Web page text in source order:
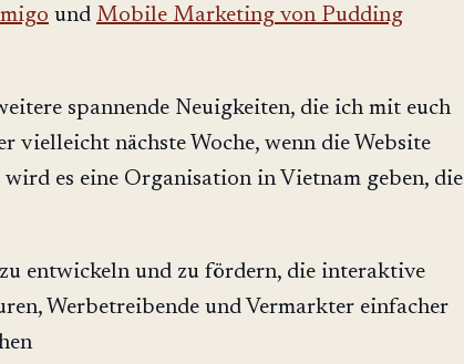
und Mobile Marketing von Pudding
spannende Neuigkeiten, die ich mit euch
vielleicht nächste Woche, wenn die Website
es eine Organisation in Vietnam geben, die
entwickeln und zu fördern, die interaktive
Werbetreibende und Vermarkter einfacher